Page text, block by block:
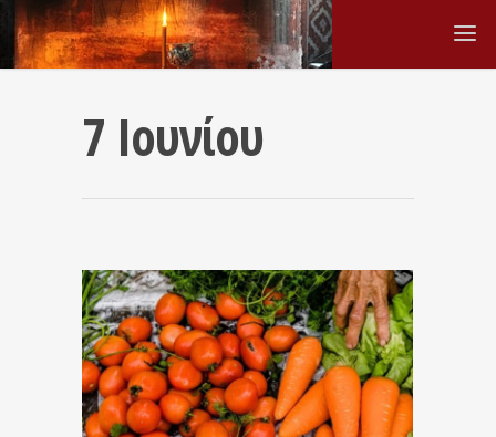
7 Ιουνίου